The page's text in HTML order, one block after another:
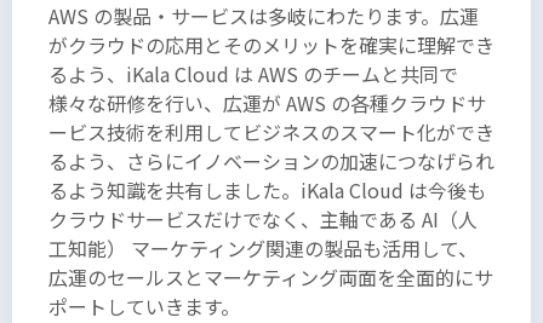
AWS の製品・サービスは多岐にわたります。広運
がクラウドの応用とそのメリットを確実に理解でき
るよう、iKala Cloud は AWS のチームと共同で
様々な研修を行い、広運が AWS の各種クラウドサ
ービス技術を利用してビジネスのスマート化ができ
るよう、さらにイノベーションの加速につなげられ
るよう知識を共有しました。iKala Cloud は今後も
クラウドサービスだけでなく、主軸である AI（人
工知能） マーケティング関連の製品も活用して、
広運のセールスとマーケティング両面を全面的にサ
ポートしていきます。